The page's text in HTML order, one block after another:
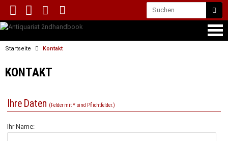
Startseite Kontakt
KONTAKT
Ihre Daten (Felder mit * sind Pflichtfelder.)
Ihr Name: